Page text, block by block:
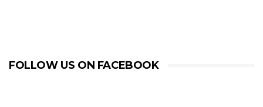
FOLLOW US ON FACEBOOK